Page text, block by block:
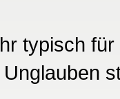
typisch